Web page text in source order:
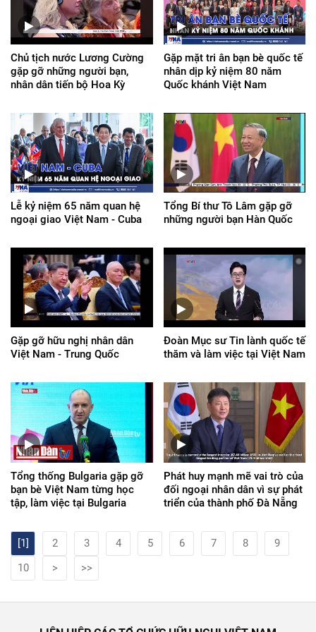
Chủ tịch nước Lương Cường
gặp gỡ những người bạn,
nhân dân tiến bộ Hoa Kỳ
Gặp mặt tri ân bạn bè quốc tế
nhân dịp kỷ niệm 80 năm
Quốc khánh Việt Nam
Lễ kỷ niệm 65 năm quan hệ
ngoại giao Việt Nam - Cuba
Tổng Bí thư Tô Lâm gặp gỡ
những người bạn Hàn Quốc
Gặp gỡ hữu nghị nhân dân
Việt Nam - Trung Quốc
Đoàn Mục sư Tin lành quốc tế
thăm và làm việc tại Việt Nam
Tổng thống Bulgaria gặp gỡ
bạn bè Việt Nam từng học
tập, làm việc tại Bulgaria
Phát huy mạnh mẽ vai trò của
đối ngoại nhân dân vì sự phát
triển của thành phố Đà Nẵng
[1] 2 3 4 5 6 7 8
9
10
> >>